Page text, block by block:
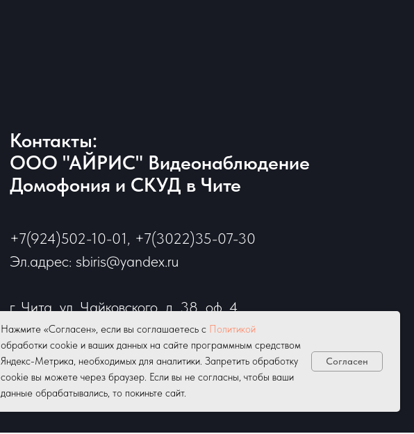
Контакты:
ООО "АЙРИС" Видеонаблюдение
Домофония и СКУД в Чите
+7(924)502-10-01, +7(3022)35-07-30
Эл.адрес: sbiris@yandex.ru
г. Чита, ул. Чайковского, д. 38, оф. 4
Режим работы: Понедельник-Пятница с 9:00 до
18:00,
перерыв: 13:00-14:00.
Выходные: суббота-воскресенье
Нажмите «Согласен», если вы соглашаетесь с Политикой
обработки cookie и ваших данных на сайте программным средством
Яндекс-Метрика, необходимых для аналитики. Запретить обработку
cookie вы можете через браузер. Если вы не согласны, чтобы ваши
данные обрабатывались, то покиньте сайт.
Согласен